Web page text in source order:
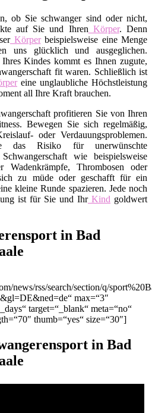
ob Sie schwanger sind oder nicht,
auf Sie und Ihren Körper. Denn
Körperbeispielsweise eine Menge
uns glücklich und ausgeglichen.
Kindes kommt es Ihnen zugute,
fit waren. Schließlich ist
eine unglaubliche Höchstleistung
all Ihre Kraft brauchen.
profitieren Sie von Ihren
Bewegen Sie sich regelmäßig,
oder Verdauungsproblemen.
das Risiko für unerwünschte
wie beispielsweise
Wadenkrämpfe, Thrombosen oder
zu müde oder geschafft für ein
kleine Runde spazieren. Jede noch
ist für Sie und IhrKind goldwert
in Bad
news/rss/search/section/q/
max=“3″
target=“_blank“ meta=“no“
thumb=“yes“ size=“30″]
in Bad